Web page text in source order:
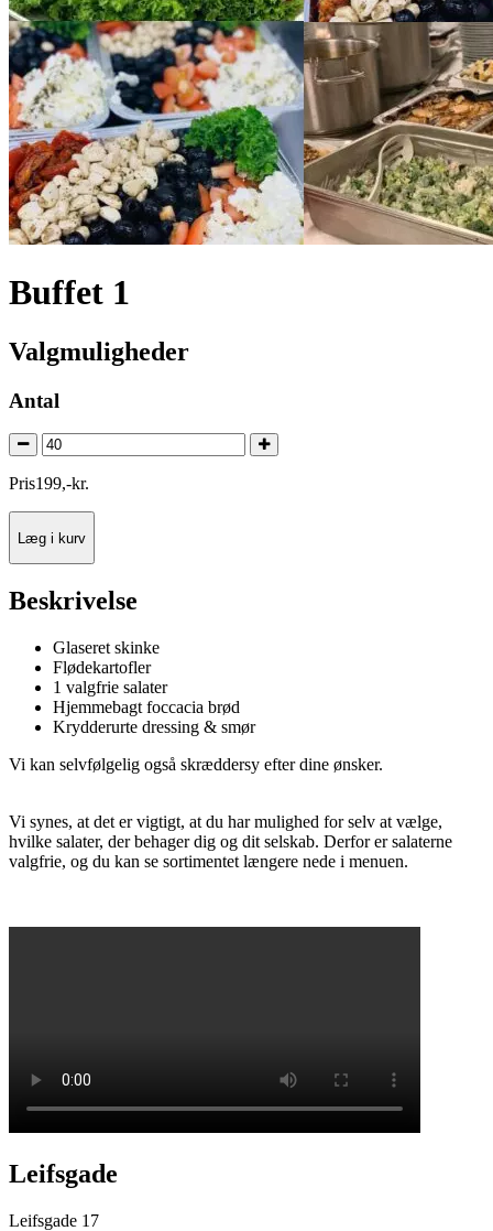
Buffet 1
Valgmuligheder
Antal
Pris199,-kr.
Læg i kurv
Beskrivelse
Glaseret skinke
Flødekartofler
1 valgfrie salater
Hjemmebagt foccacia brød
Krydderurte dressing & smør
Vi kan selvfølgelig også skræddersy efter dine ønsker.
Vi synes, at det er vigtigt, at du har mulighed for selv at vælge,
hvilke salater, der behager dig og dit selskab. Derfor er salaterne
valgfrie, og du kan se sortimentet længere nede i menuen.
Leifsgade
Leifsgade 17